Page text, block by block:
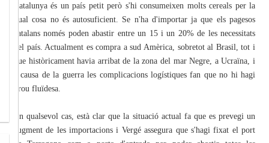
Catalunya és un país petit però s'hi consumeixen molts cereals per la
qual cosa no és autosuficient. Se n'ha d'importar ja que els pagesos
catalans només poden abastir entre un 15 i un 20% de les necessitats
del país. Actualment es compra a sud Amèrica, sobretot al Brasil, tot i
que històricament havia arribat de la zona del mar Negre, a Ucraïna, i
a causa de la guerra les complicacions logístiques fan que no hi hagi
prou fluïdesa.
En qualsevol cas, està clar que la situació actual fa que es prevegi un
augment de les importacions i Vergé assegura que s'hagi fixat el port